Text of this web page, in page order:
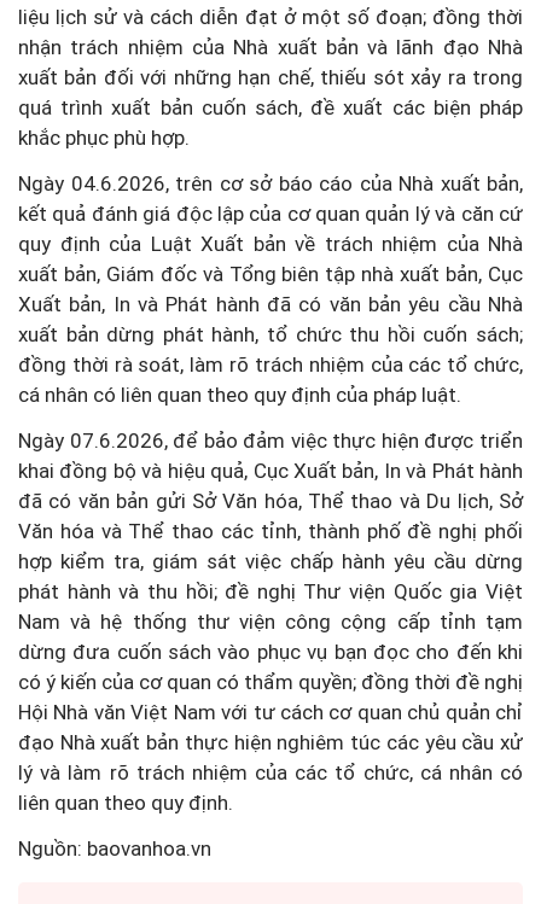
liệu lịch sử và cách diễn đạt ở một số đoạn; đồng thời
nhận trách nhiệm của Nhà xuất bản và lãnh đạo Nhà
xuất bản đối với những hạn chế, thiếu sót xảy ra trong
quá trình xuất bản cuốn sách, đề xuất các biện pháp
khắc phục phù hợp.
Ngày 04.6.2026, trên cơ sở báo cáo của Nhà xuất bản,
kết quả đánh giá độc lập của cơ quan quản lý và căn cứ
quy định của Luật Xuất bản về trách nhiệm của Nhà
xuất bản, Giám đốc và Tổng biên tập nhà xuất bản, Cục
Xuất bản, In và Phát hành đã có văn bản yêu cầu Nhà
xuất bản dừng phát hành, tổ chức thu hồi cuốn sách;
đồng thời rà soát, làm rõ trách nhiệm của các tổ chức,
cá nhân có liên quan theo quy định của pháp luật.
Ngày 07.6.2026, để bảo đảm việc thực hiện được triển
khai đồng bộ và hiệu quả, Cục Xuất bản, In và Phát hành
đã có văn bản gửi Sở Văn hóa, Thể thao và Du lịch, Sở
Văn hóa và Thể thao các tỉnh, thành phố đề nghị phối
hợp kiểm tra, giám sát việc chấp hành yêu cầu dừng
phát hành và thu hồi; đề nghị Thư viện Quốc gia Việt
Nam và hệ thống thư viện công cộng cấp tỉnh tạm
dừng đưa cuốn sách vào phục vụ bạn đọc cho đến khi
có ý kiến của cơ quan có thẩm quyền; đồng thời đề nghị
Hội Nhà văn Việt Nam với tư cách cơ quan chủ quản chỉ
đạo Nhà xuất bản thực hiện nghiêm túc các yêu cầu xử
lý và làm rõ trách nhiệm của các tổ chức, cá nhân có
liên quan theo quy định.
Nguồn: baovanhoa.vn